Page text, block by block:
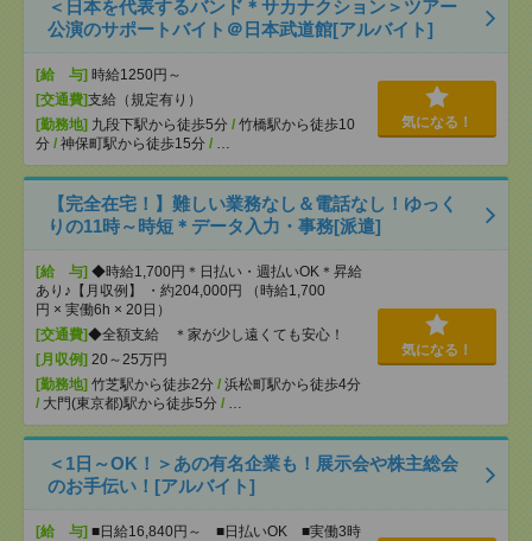
＜日本を代表するバンド＊サカナクション＞ツアー
公演のサポートバイト＠日本武道館[アルバイト]
[給 与] 時給1250円～
[交通費]支給（規定有り）
[勤務地] 九段下駅から徒歩5分 / 竹橋駅から徒歩10
分 / 神保町駅から徒歩15分 / …
気になる！
【完全在宅！】難しい業務なし＆電話なし！ゆっく
りの11時～時短＊データ入力・事務[派遣]
[給 与] ◆時給1,700円＊日払い・週払いOK＊昇給
あり♪【月収例】 ・約204,000円 （時給1,700
円 × 実働6h × 20日）
[交通費]◆全額支給 ＊家が少し遠くても安心！
[月収例] 20～25万円
[勤務地] 竹芝駅から徒歩2分 / 浜松町駅から徒歩4分
/ 大門(東京都)駅から徒歩5分 / …
気になる！
＜1日～OK！＞あの有名企業も！展示会や株主総会
のお手伝い！[アルバイト]
[給 与] ■日給16,840円～ ■日払いOK ■実働3時